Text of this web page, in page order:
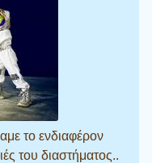
το ενδιαφέρον
του διαστήματος..